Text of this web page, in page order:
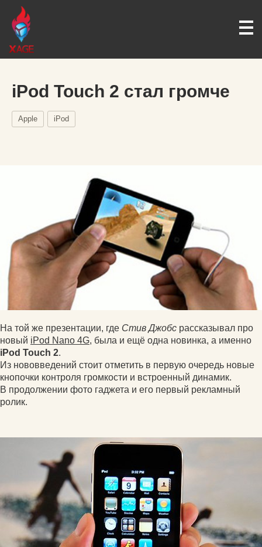
iPod Touch 2 стал громче
Apple iPod
На той же презентации, где Стив Джобс рассказывал про
новый iPod Nano 4G, была и ещё одна новинка, а именно
iPod Touch 2.
Из нововведений стоит отметить в первую очередь новые
кнопочки контроля громкости и встроенный динамик.
В продолжении фото гаджета и его первый рекламный
ролик.